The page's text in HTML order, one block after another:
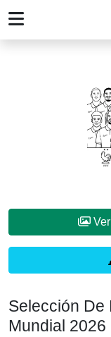
Selección De
Mundial